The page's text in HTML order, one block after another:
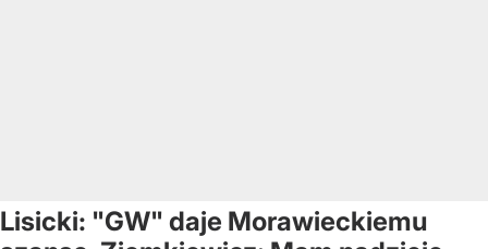
Lisicki: "GW" daje Morawieckiemu